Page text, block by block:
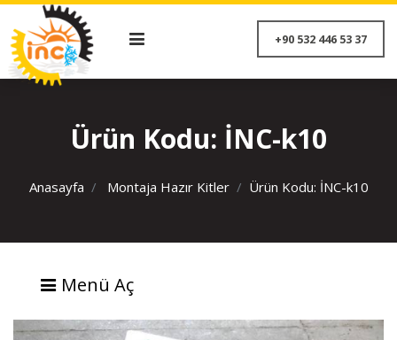
+90 532 446 53
Ürün Kodu: İNC-k10
Anasayfa Montaja Hazır Kitler Ürün Kodu: İNC-k10
Menü Aç